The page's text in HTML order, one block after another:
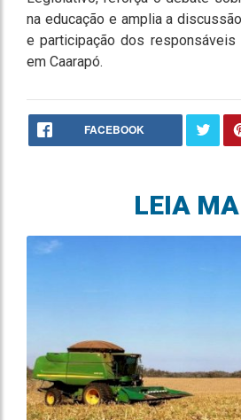
na educação e amplia a
e participação dos responsáveis
em Caarapó.
FACEBOOK
LEIA